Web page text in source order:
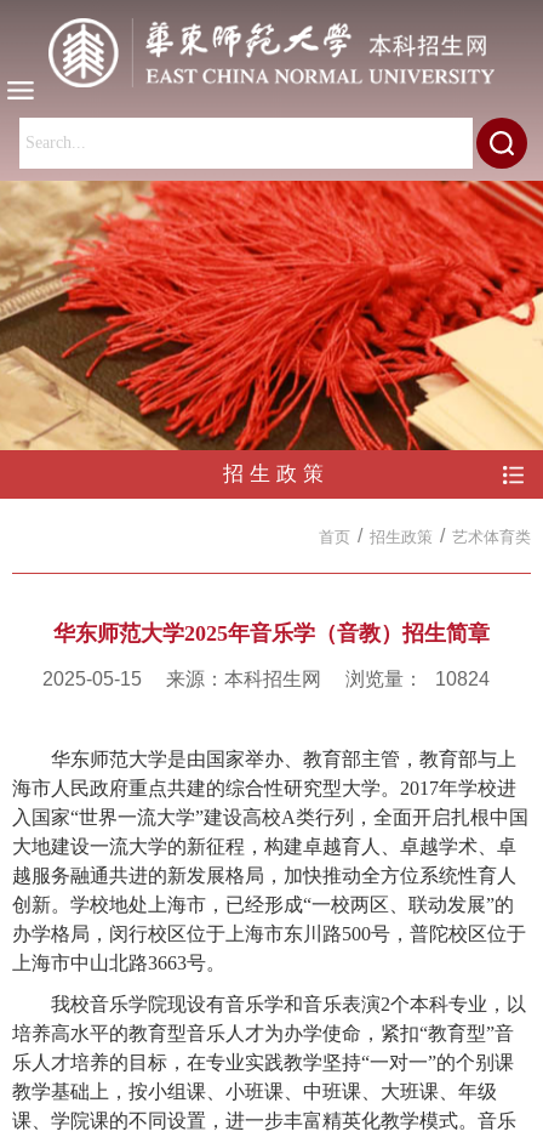
招生政策
首页 / 招生政策 / 艺术体育类
华东师范大学2025年音乐学（音教）招生简章
2025-05-15 来源：本科招生网 浏览量： 10824
华东师范大学是由国家举办、教育部主管，教育部与上
海市人民政府重点共建的综合性研究型大学。2017年学校进
入国家“世界一流大学”建设高校A类行列， 全面开启扎根中国
大地建设一流大学的新征程，构建卓越育人、卓越学术、卓
越服务融通共进的新发展格局，加快推动全方位系统性育人
创新。学校地处上海市，已经形成“一校两区、联动发展”的
办学格局，闵行校区位于上海市东川路500号，普陀校区位于
上海市中山北路3663号。
我校音乐学院现设有音乐学和音乐表演2个本科专业，以
培养高水平的教育型音乐人才为办学使命，紧扣“教育型”音
乐人才培养的目标，在专业实践教学坚持“一对一”的个别课
教学基础上，按小组课、小班课、中班课、大班课、年级
课、学院课的不同设置，进一步丰富精英化教学模式。音乐